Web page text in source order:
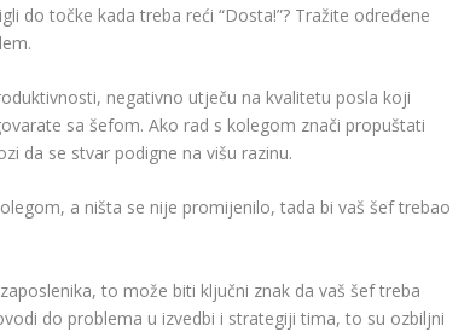
do točke kada treba reći “Dosta!”? Tražite određene
negativno utječu na kvalitetu posla koji
sa šefom. Ako rad s kolegom znači propuštati
da se stvar podigne na višu razinu.
a ništa se nije promijenilo, tada bi vaš šef trebao
to može biti ključni znak da vaš šef treba
do problema u izvedbi i strategiji tima, to su ozbiljni